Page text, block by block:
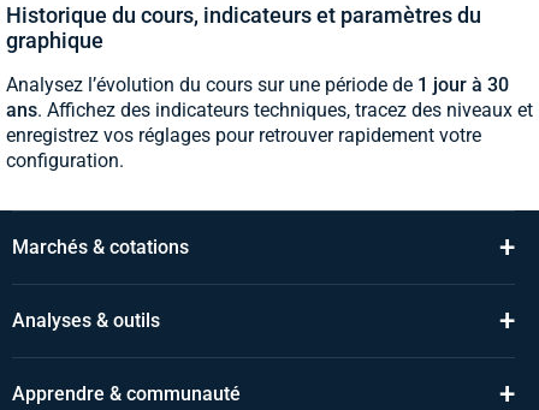
Historique du cours, indicateurs et paramètres du
graphique
Analysez l’évolution du cours sur une période de 1 jour à 30
ans. Affichez des indicateurs techniques, tracez des niveaux et
enregistrez vos réglages pour retrouver rapidement votre
configuration.
Marchés & cotations +
Analyses & outils +
Apprendre & communauté +